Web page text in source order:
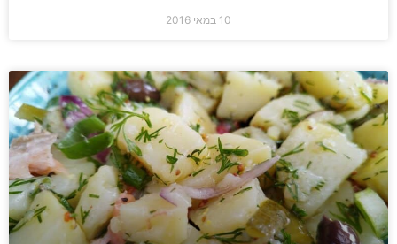
10 במאי 2016